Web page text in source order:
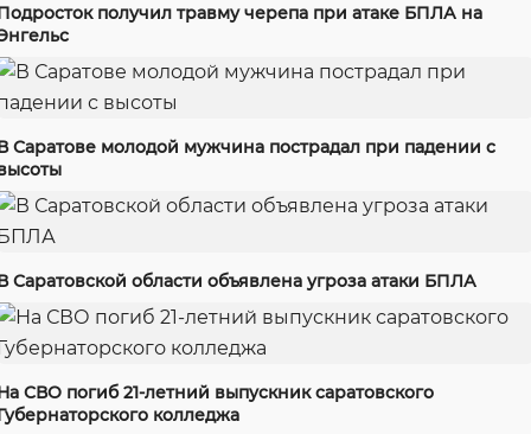
получил травму черепа при атаке БПЛА на
Саратове молодой мужчина пострадал при падении с
Саратовской области объявлена угроза атаки БПЛА
СВО погиб 21-летний выпускник саратовского
колледжа